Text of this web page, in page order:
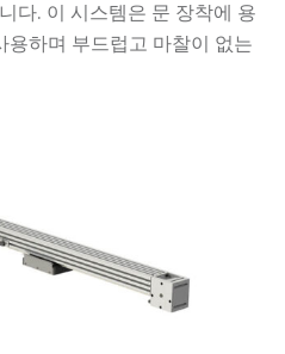
다. 이 시스템은 문 장착에 용
용하며 부드럽고 마찰이 없는